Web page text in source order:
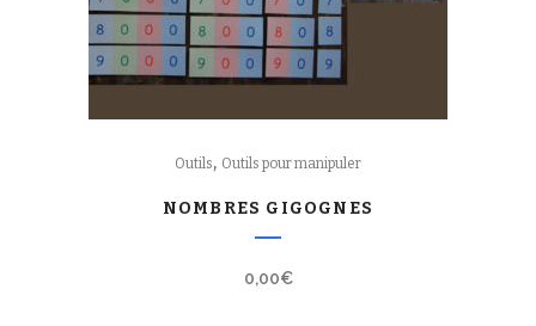
Outils, Outils pour manipuler
NOMBRES GIGOGNES
0,00€